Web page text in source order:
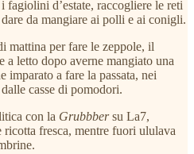
fagiolini d’estate, raccogliere le reti
da mangiare ai polli e ai conigli.
mattina per fare le zeppole, il
a letto dopo averne mangiato una
imparato a fare la passata, nei
casse di pomodori.
con la Grubbbersu La7,
ricotta fresca, mentre fuori ululava